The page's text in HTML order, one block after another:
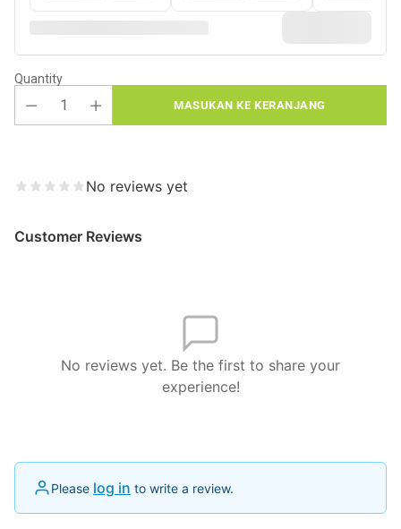
Quantity
MASUKAN KE KERANJANG
No reviews yet
Customer Reviews
No reviews yet. Be the first to share your
experience!
Please log in to write a review.